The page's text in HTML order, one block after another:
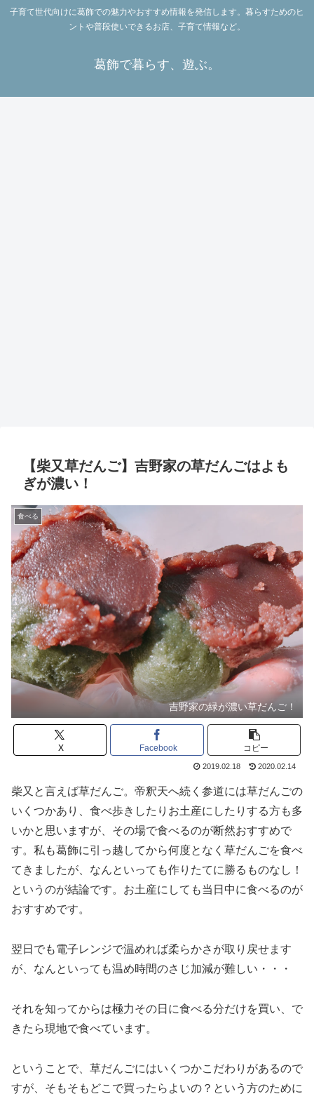
子育て世代向けに葛飾での魅力やおすすめ情報を発信します。暮らすためのヒ
ントや普段使いできるお店、子育て情報など。
葛飾で暮らす、遊ぶ。
【柴又草だんご】吉野家の草だんごはよも
ぎが濃い！
食べる
吉野家の緑が濃い草だんご！
X Facebook コピー
2019.02.18 2020.02.14
柴又と言えば草だんご。帝釈天へ続く参道には草だんごの
いくつかあり、食べ歩きしたりお土産にしたりする方も多
いかと思いますが、その場で食べるのが断然おすすめで
す。私も葛飾に引っ越してから何度となく草だんごを食べ
てきましたが、なんといっても作りたてに勝るものなし！
というのが結論です。お土産にしても当日中に食べるのが
おすすめです。
翌日でも電子レンジで温めれば柔らかさが取り戻せます
が、なんといっても温め時間のさじ加減が難しい・・・
それを知ってからは極力その日に食べる分だけを買い、で
きたら現地で食べています。
ということで、草だんごにはいくつかこだわりがあるので
すが、そもそもどこで買ったらよいの？という方のために